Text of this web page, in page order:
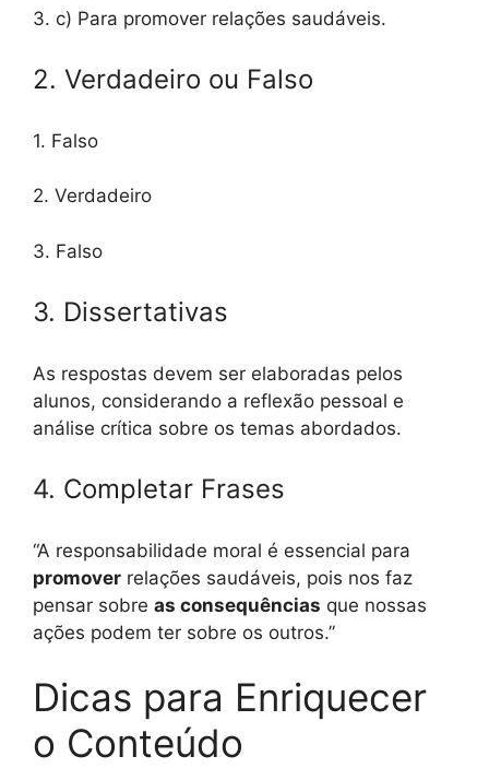
3. c) Para promover relações saudáveis.
2. Verdadeiro ou Falso
1. Falso
2. Verdadeiro
3. Falso
3. Dissertativas
As respostas devem ser elaboradas pelos
alunos, considerando a reflexão pessoal e
análise crítica sobre os temas abordados.
4. Completar Frases
“A responsabilidade moral é essencial para
promover relações saudáveis, pois nos faz
pensar sobre as consequências que nossas
ações podem ter sobre os outros.”
Dicas para Enriquecer
o Conteúdo